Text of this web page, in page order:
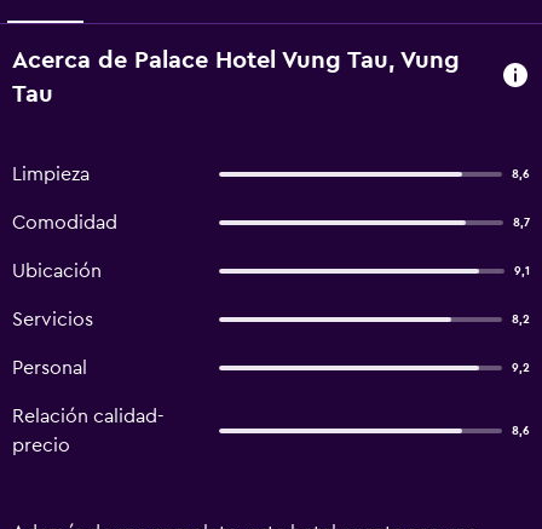
Acerca de Palace Hotel Vung Tau, Vung
Tau
Limpieza 8,6
Comodidad 8,7
Ubicación 9,1
Servicios 8,2
Personal 9,2
Relación calidad-
precio
8,6